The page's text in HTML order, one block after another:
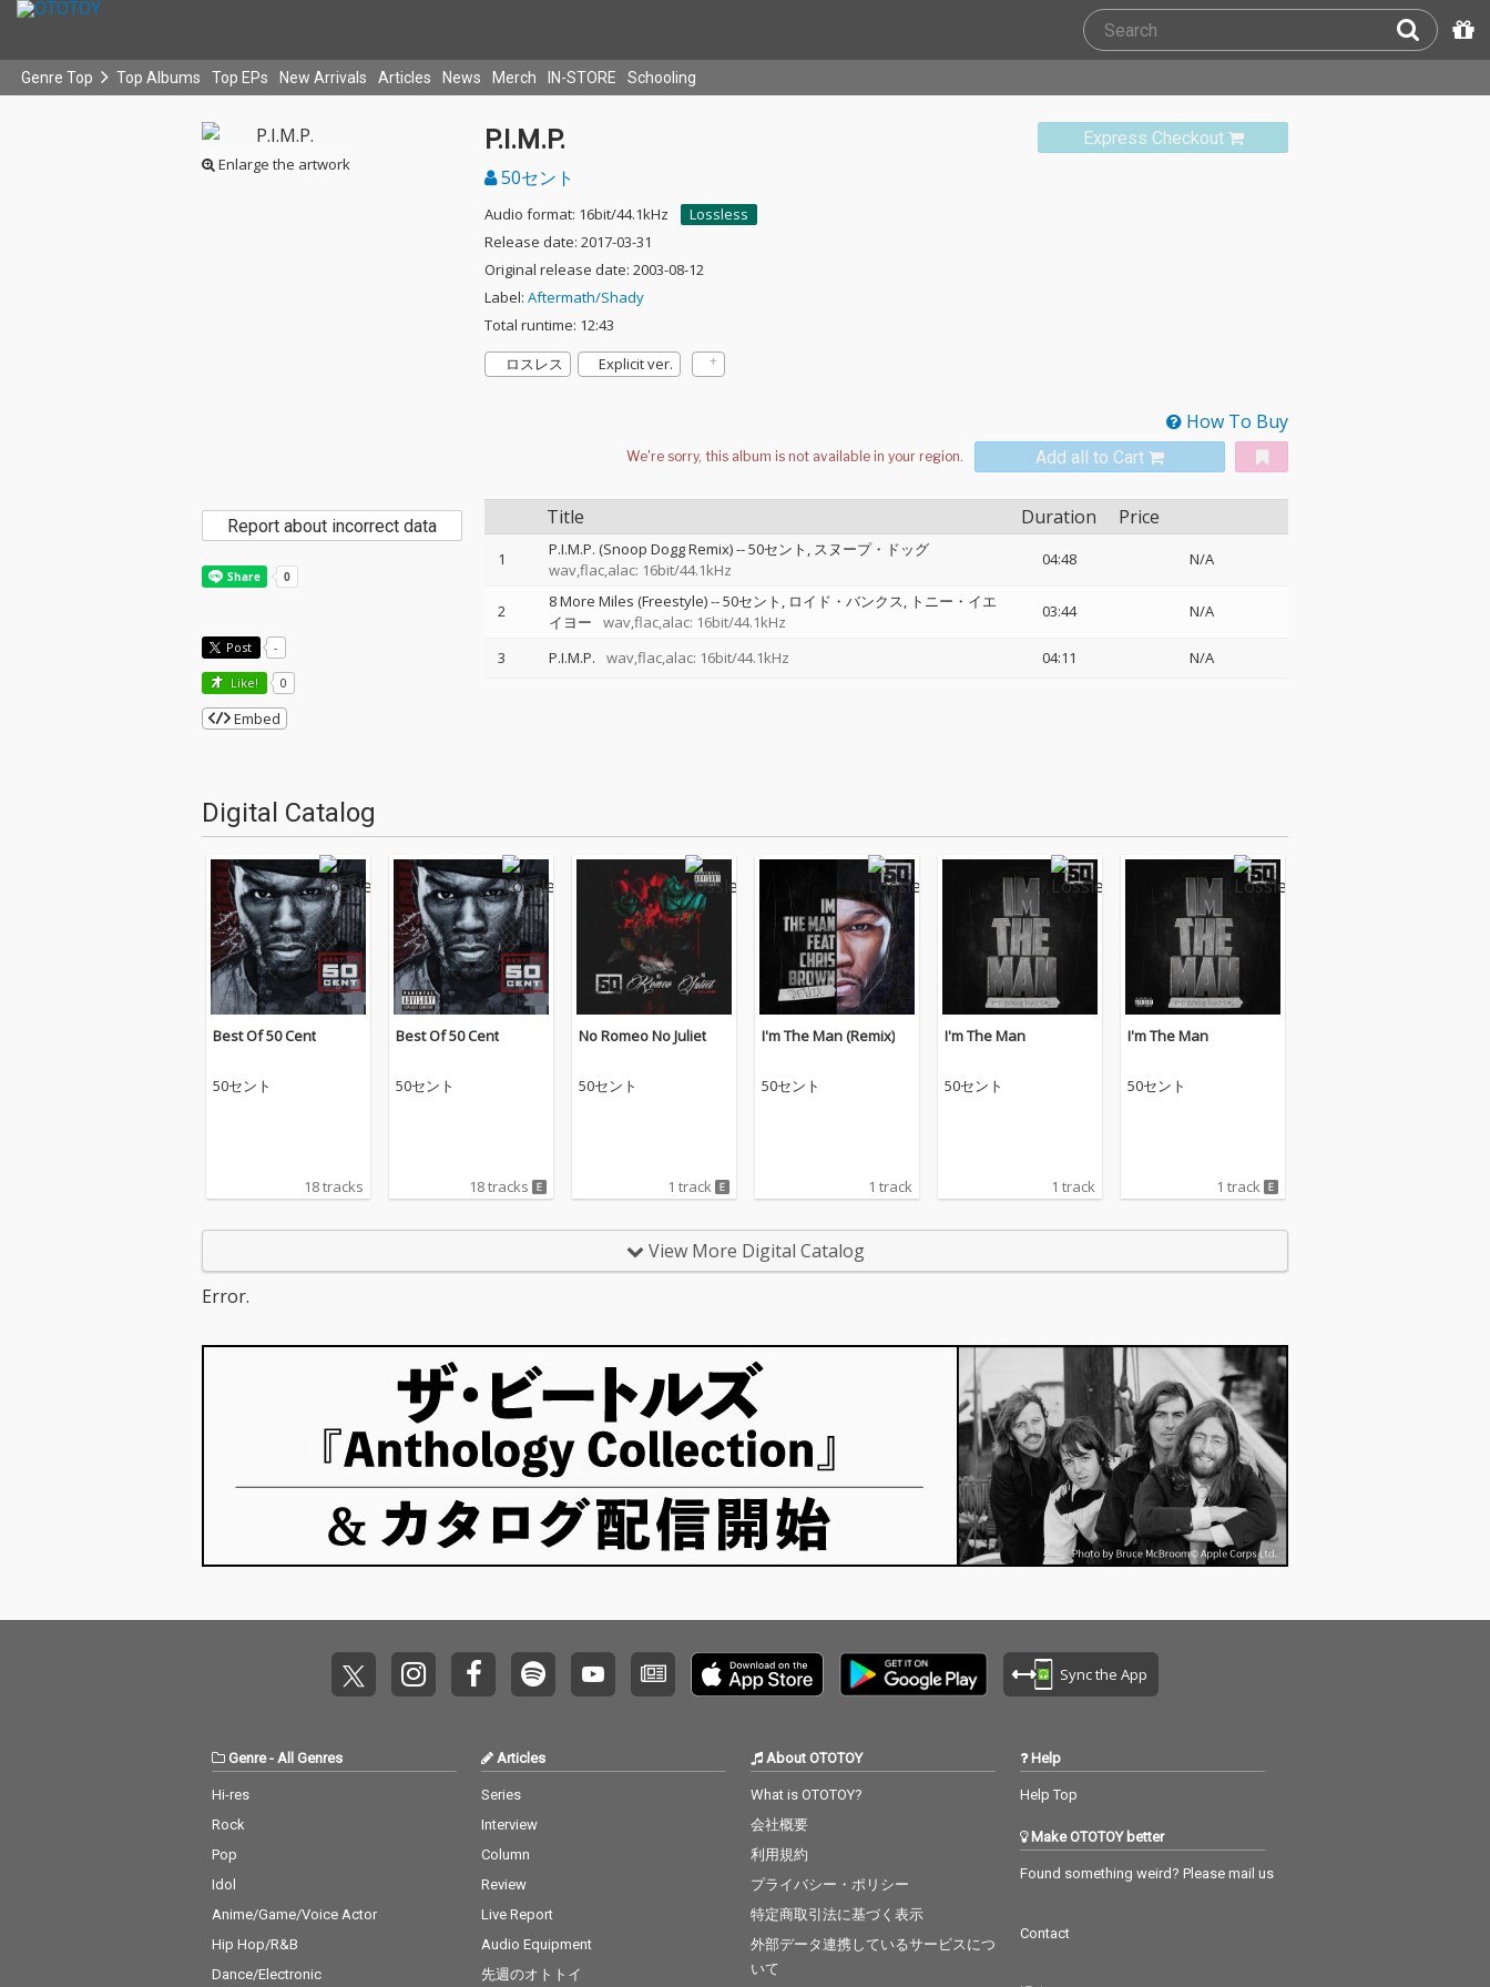
Genre Top Top Albums Top EPs New Arrivals Articles News Merch IN-STORE Schooling
Enlarge the artwork
Express Checkout
P.I.M.P.
50セント
Audio format: 16bit/44.1kHz
Lossless
Release date: 2017-03-31
Original release date: 2003-08-12
Label: Aftermath/Shady
Total runtime: 12:43
ロスレス
Explicit ver.
How To Buy
Add all to Cart
Title Duration Price
1 P.I.M.P. (Snoop Dogg Remix)--50セント スヌープ・ドッグ
wav,flac,alac: 16bit/44.1kHz
04:48 N/A
2 8 More Miles (Freestyle)--50セント ロイド・バンクス
トニー・イエ
イヨー
wav,flac,alac: 16bit/44.1kHz
03:44 N/A
3 P.I.M.P. wav,flac,alac: 16bit/44.1kHz 04:11 N/A
Report about incorrect data
Post -
Like! 0
Embed
Digital Catalog
Best Of 50 Cent
50セント
18 tracks
Best Of 50 Cent
50セント
18 tracks
No Romeo No Juliet
50セント
1 track
I'm The Man (Remix)
50セント
1 track
I'm The Man
50セント
1 track
I'm The Man
50セント
1 track
View More Digital Catalog
Error.
Sync the App
Genre- All Genres
Hi-res
Rock
Pop
Idol
Anime/Game/Voice Actor
Hip Hop/R&B
Dance/Electronic
Articles
Series
Interview
Column
Review
Live Report
Audio Equipment
先週のオトトイ
About OTOTOY
What is OTOTOY?
会社概要
利用規約
プライバシー・ポリシー
特定商取引法に基づく表示
外部データ連携しているサービスにつ
いて
Help
Help Top
Make OTOTOY better
Found something weird? Please mail us
Contact